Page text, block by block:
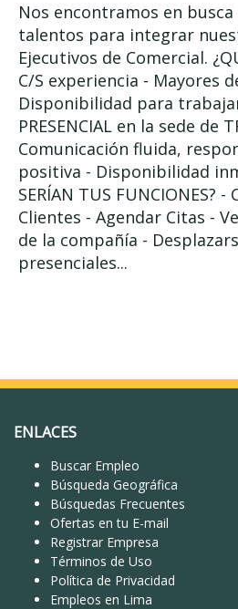
Nos encontramos en
talentos para integrar
Ejecutivos de Comercial.
C/S experiencia - Mayores
Disponibilidad para
PRESENCIAL en la sede de
Comunicación fluida,
positiva - Disponibilidad
SERÍAN TUS FUNCIONES?
Clientes - Agendar Citas -
de la compañía -
presenciales...
ENLACES
Buscar Empleo
Búsqueda Geográfica
Búsquedas Frecuentes
Ofertas en tu E-mail
Registrar Empresa
Términos de Uso
Política de Privacidad
Empleos en Lima